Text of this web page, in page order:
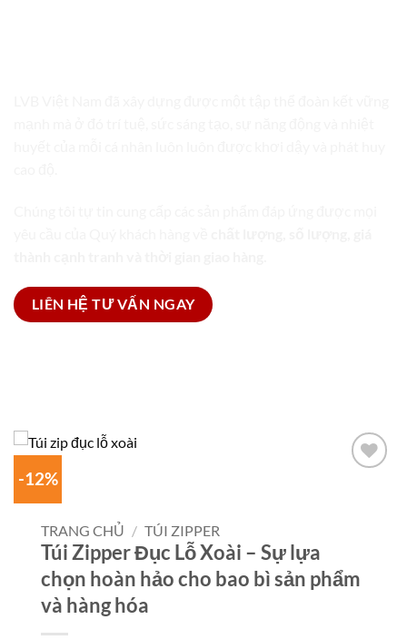
LIÊN HỆ TƯ VẤN NGAY
-12%
TRANG CHỦ / TÚI ZIPPER
Túi Zipper Đục Lỗ Xoài – Sự lựa
chọn hoàn hảo cho bao bì sản phẩm
và hàng hóa